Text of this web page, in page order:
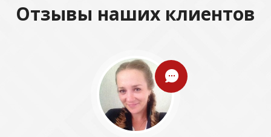
Отзывы наших клиентов